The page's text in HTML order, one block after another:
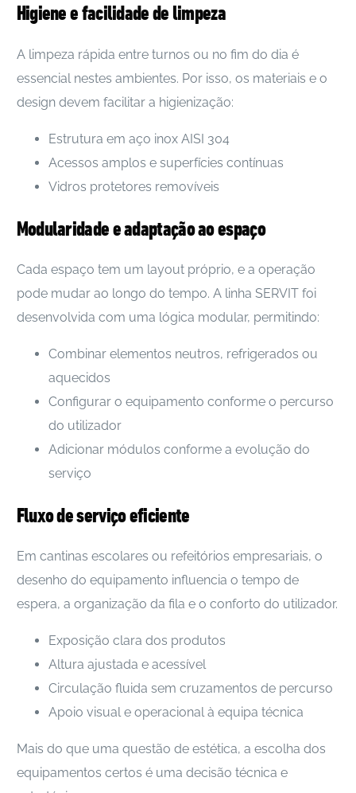
Higiene e facilidade de limpeza
A limpeza rápida entre turnos ou no fim do dia é
essencial nestes ambientes. Por isso, os materiais e o
design devem facilitar a higienização:
Estrutura em aço inox AISI 304
Acessos amplos e superfícies contínuas
Vidros protetores removíveis
Modularidade e adaptação ao espaço
Cada espaço tem um layout próprio, e a operação
pode mudar ao longo do tempo. A linha SERVIT foi
desenvolvida com uma lógica modular, permitindo:
Combinar elementos neutros, refrigerados ou
aquecidos
Configurar o equipamento conforme o percurso
do utilizador
Adicionar módulos conforme a evolução do
serviço
Fluxo de serviço eficiente
Em cantinas escolares ou refeitórios empresariais, o
desenho do equipamento influencia o tempo de
espera, a organização da fila e o conforto do utilizador.
Exposição clara dos produtos
Altura ajustada e acessível
Circulação fluida sem cruzamentos de percurso
Apoio visual e operacional à equipa técnica
Mais do que uma questão de estética, a escolha dos
equipamentos certos é uma decisão técnica e